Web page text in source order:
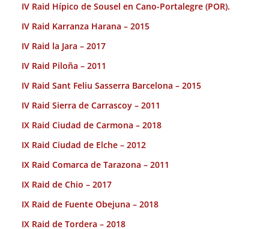
IV Raid Hípico de Sousel en Cano-Portalegre (POR).
IV Raid Karranza Harana – 2015
IV Raid la Jara – 2017
IV Raid Piloña – 2011
IV Raid Sant Feliu Sasserra Barcelona – 2015
IV Raid Sierra de Carrascoy – 2011
IX Raid Ciudad de Carmona – 2018
IX Raid Ciudad de Elche – 2012
IX Raid Comarca de Tarazona – 2011
IX Raid de Chio – 2017
IX Raid de Fuente Obejuna – 2018
IX Raid de Tordera – 2018